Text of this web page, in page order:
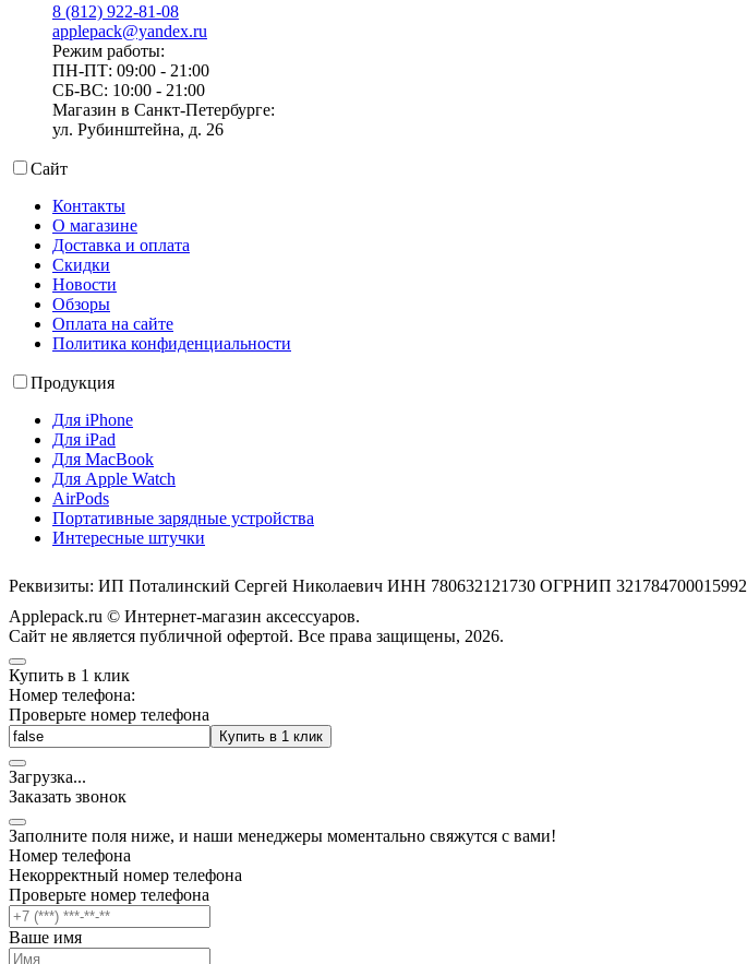
8 (812) 922-81-08
applepack@yandex.ru
Режим работы:
ПН-ПТ: 09:00 - 21:00
СБ-ВС: 10:00 - 21:00
Магазин в Санкт-Петербурге:
ул. Рубинштейна, д. 26
Сайт
Контакты
О магазине
Доставка и оплата
Скидки
Новости
Обзоры
Оплата на сайте
Политика конфиденциальности
Продукция
Для iPhone
Для iPad
Для MacBook
Для Apple Watch
AirPods
Портативные зарядные устройства
Интересные штучки
Реквизиты: ИП Поталинский Сергей Николаевич ИНН 780632121730 ОГРНИП 321784700015992
Applepack.ru © Интернет-магазин аксессуаров.
Cайт не является публичной офертой. Все права защищены, 2026.
Купить в 1 клик
Номер телефона:
Проверьте номер телефона
Купить в 1 клик
Загрузка...
Заказать звонок
Заполните поля ниже, и наши менеджеры моментально свяжутся с вами!
Номер телефона
Некорректный номер телефона
Проверьте номер телефона
Ваше имя